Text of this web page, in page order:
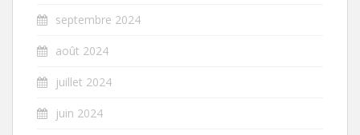
septembre 2024
août 2024
juillet 2024
juin 2024